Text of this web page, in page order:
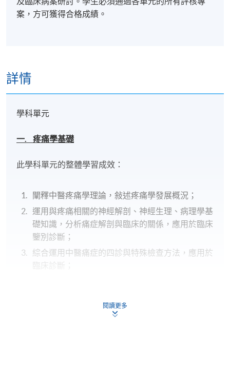
案，⽅可獲得合格成績。
詳情
學科單元
一. 疼痛學基礎
此學科單元的整體學習成效：
闡釋中醫疼痛學理論，敍述疼痛學發展概況；
運用與疼痛相關的神經解剖、神經生理、病理學基
礎知識，分析痛症解剖與臨床的關係，應用於臨床
鑒別診斷；
綜合運用中醫痛症的四診與特殊檢查方法，應用於
臨床診斷；
閱讀更多